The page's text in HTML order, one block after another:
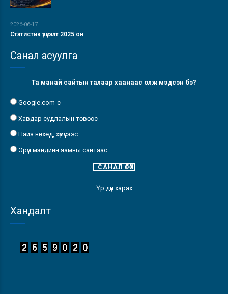
2026-06-17
Статистик үзүүлэлт 2025 он
Санал асуулга
Та манай сайтын талаар хаанаас олж мэдсэн бэ?
Google.com-с
Хавдар судлалын төвөөс
Найз нөхөд, хүмүүсээс
Эрүүл мэндийн яамны сайтаас
Үр дүн харах
Хандалт